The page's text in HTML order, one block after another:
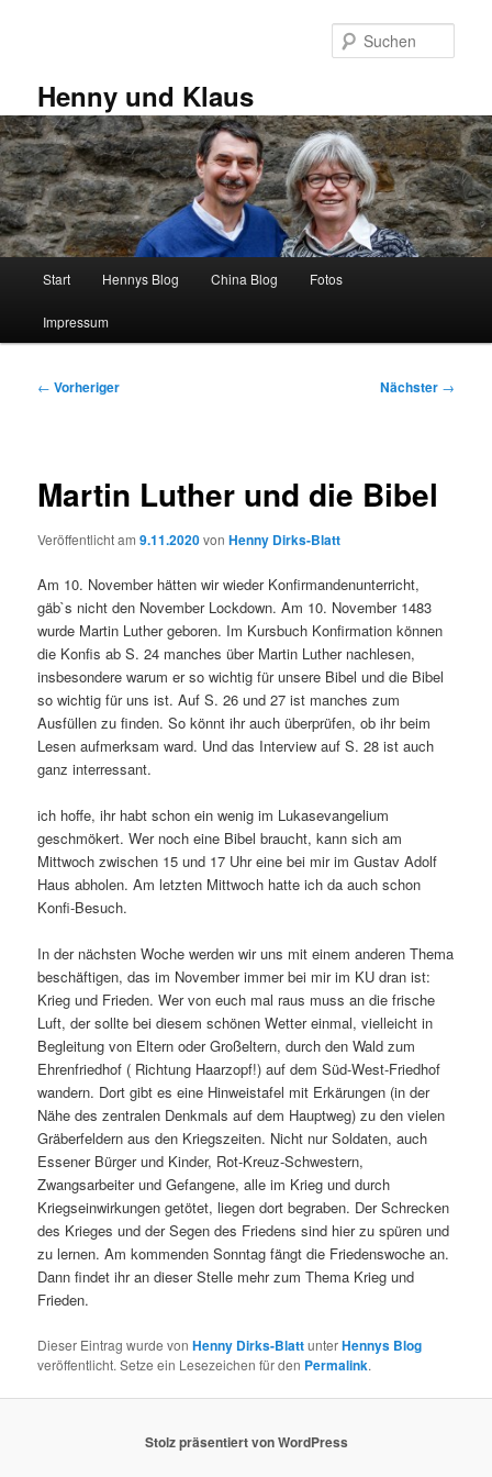
Henny und Klaus
Start Hennys Blog China Blog Fotos
Impressum
Beitragsnavigation
← Vorheriger Nächster →
Martin Luther und die Bibel
Veröffentlicht am9.11.2020vonHenny Dirks-Blatt
Am 10. November hätten wir wieder Konfirmandenunterricht,
gäb`s nicht den November Lockdown. Am 10. November 1483
wurde Martin Luther geboren. Im Kursbuch Konfirmation können
die Konfis ab S. 24 manches über Martin Luther nachlesen,
insbesondere warum er so wichtig für unsere Bibel und die Bibel
so wichtig für uns ist. Auf S. 26 und 27 ist manches zum
Ausfüllen zu finden. So könnt ihr auch überprüfen, ob ihr beim
Lesen aufmerksam ward. Und das Interview auf S. 28 ist auch
ganz interressant.
ich hoffe, ihr habt schon ein wenig im Lukasevangelium
geschmökert. Wer noch eine Bibel braucht, kann sich am
Mittwoch zwischen 15 und 17 Uhr eine bei mir im Gustav Adolf
Haus abholen. Am letzten Mittwoch hatte ich da auch schon
Konfi-Besuch.
In der nächsten Woche werden wir uns mit einem anderen Thema
beschäftigen, das im November immer bei mir im KU dran ist:
Krieg und Frieden. Wer von euch mal raus muss an die frische
Luft, der sollte bei diesem schönen Wetter einmal, vielleicht in
Begleitung von Eltern oder Großeltern, durch den Wald zum
Ehrenfriedhof ( Richtung Haarzopf!) auf dem Süd-West-Friedhof
wandern. Dort gibt es eine Hinweistafel mit Erkärungen (in der
Nähe des zentralen Denkmals auf dem Hauptweg) zu den vielen
Gräberfeldern aus den Kriegszeiten. Nicht nur Soldaten, auch
Essener Bürger und Kinder, Rot-Kreuz-Schwestern,
Zwangsarbeiter und Gefangene, alle im Krieg und durch
Kriegseinwirkungen getötet, liegen dort begraben. Der Schrecken
des Krieges und der Segen des Friedens sind hier zu spüren und
zu lernen. Am kommenden Sonntag fängt die Friedenswoche an.
Dann findet ihr an dieser Stelle mehr zum Thema Krieg und
Frieden.
Dieser Eintrag wurde vonHenny Dirks-BlattunterHennys Blog
veröffentlicht. Setze ein Lesezeichen für den Permalink.
Stolz präsentiert von WordPress